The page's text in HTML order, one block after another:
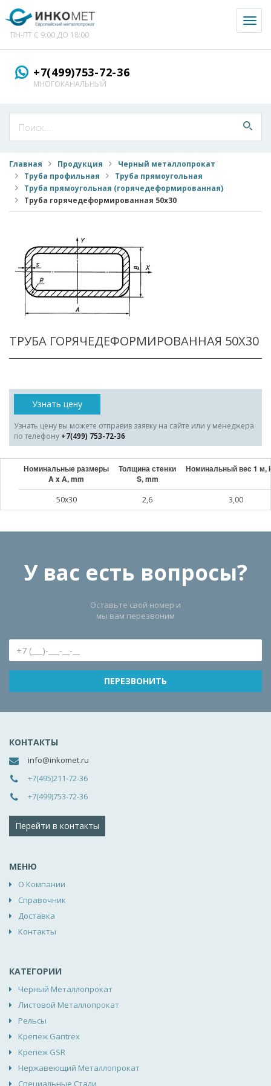
ПН-ПТ С 9:00 ДО 18:00
+7(499)753-72-36
МНОГОКАНАЛЬНЫЙ
Главная Продукция
Черный металлопрокат
Труба профильная
Труба прямоугольная
Труба прямоугольная (горячедеформированная)
Труба горячедеформированная 50x30
ТРУБА ГОРЯЧЕДЕФОРМИРОВАННАЯ 50X30
Узнать цену
Узнать цену вы можете отправив заявку на сайте или у менеджера
по телефону +7(499) 753-72-36
Номинальные размеры
A x A, mm
Толщина стенки
S, mm
Номинальный веc 1 м,
50x30 2,6 3,00
У вас есть вопросы?
Оставьте свой номер и
мы вам перезвоним
КОНТАКТЫ
info@inkomet.ru
+7(495)211-72-36
+7(499)753-72-36
Перейти в контакты
МЕНЮ
О Компании
Справочник
Доставка
Контакты
КАТЕГОРИИ
Черный Металлопрокат
Листовой Металлопрокат
Рельсы
Крепеж Gantrex
Крепеж GSR
Нержавеющий Металлопрокат
Специальные Стали